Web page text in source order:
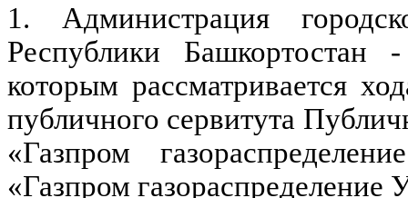
1. Администрация
Республики Башкортостан
которым рассматривается
публичного сервитута
«Газпром
«Газпром газораспределение